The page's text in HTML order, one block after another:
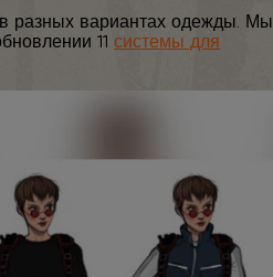
разных вариантах одежды. Мы
11 системы для